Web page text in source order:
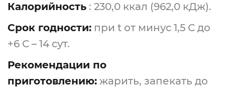
Калорийность : 230,0 ккал (962,0 кДж).
Срок годности: при t от минус 1,5 С до
+6 С – 14 сут.
Рекомендации по
приготовлению: жарить, запекать до